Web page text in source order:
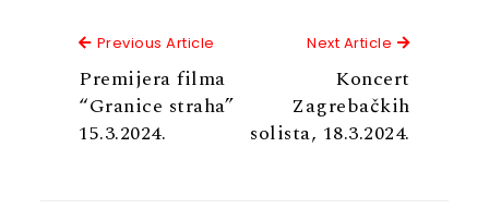
Previous Article Previous Article
Premijera filma
“Granice straha”
15.3.2024.
Next Article Next
Koncert
Zagrebačkih
solista, 18.3.2024.